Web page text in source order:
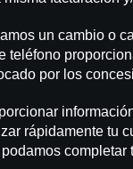
un cambio o
teléfono
por los
rápidamente tu